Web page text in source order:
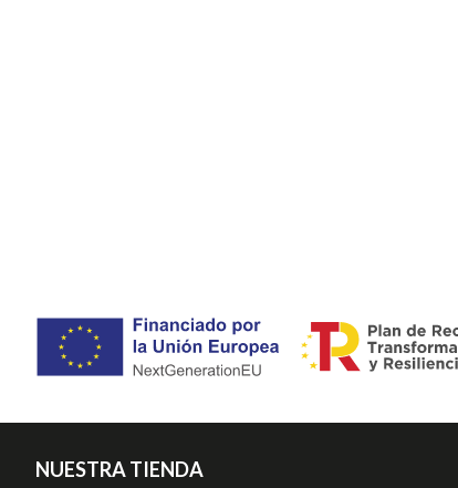
NUESTRA TIENDA